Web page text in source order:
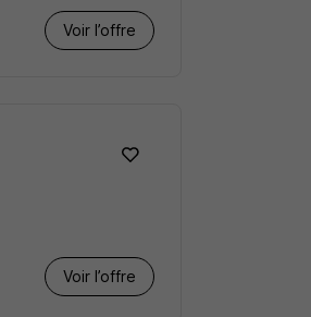
Voir l’offre
Voir l’offre